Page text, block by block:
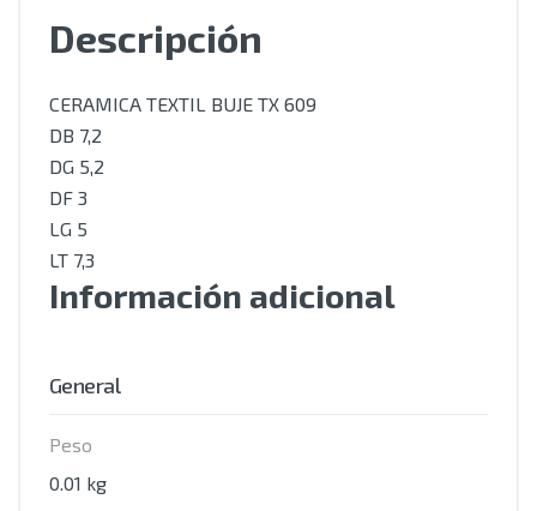
Descripción
CERAMICA TEXTIL BUJE TX 609
DB 7,2
DG 5,2
DF 3
LG 5
LT 7,3
Información adicional
General
Peso
0.01 kg